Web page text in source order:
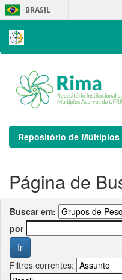
Skip
navigation
BRASIL
Repositório de Múltiplos
Página de
Buscar em:
por
Filtros correntes: